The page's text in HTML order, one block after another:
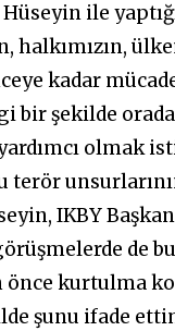
ile
halkımızın,
kadar
bir şekilde
olmak
terör
IKBY
de
önce kurtulma
şunu ifade